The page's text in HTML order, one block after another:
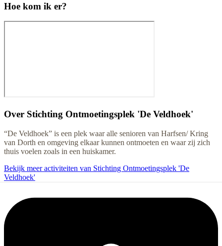
Hoe kom ik er?
Over Stichting Ontmoetingsplek 'De Veldhoek'
“De Veldhoek” is een plek waar alle senioren van Harfsen/ Kring
van Dorth en omgeving elkaar kunnen ontmoeten en waar zij zich
thuis voelen zoals in een huiskamer.
Bekijk meer activiteiten van Stichting Ontmoetingsplek 'De
Veldhoek'